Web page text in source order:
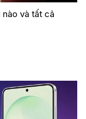
và tất cả